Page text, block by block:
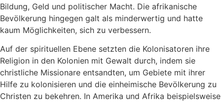
Bildung, Geld und politischer Macht. Die afrikanische
Bevölkerung hingegen galt als minderwertig und hatte
kaum Möglichkeiten, sich zu verbessern.
Auf der spirituellen Ebene setzten die Kolonisatoren ihre
Religion in den Kolonien mit Gewalt durch, indem sie
christliche Missionare entsandten, um Gebiete mit ihrer
Hilfe zu kolonisieren und die einheimische Bevölkerung zu
Christen zu bekehren. In Amerika und Afrika beispielsweise